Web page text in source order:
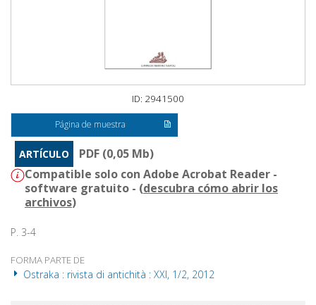
ID: 2941500
Página de muestra
ARTÍCULO
PDF (0,05 Mb)
Compatible solo con Adobe Acrobat Reader -
software gratuito - (descubra cómo abrir los
archivos)
P. 3-4
FORMA PARTE DE
Ostraka : rivista di antichità : XXI, 1/2, 2012